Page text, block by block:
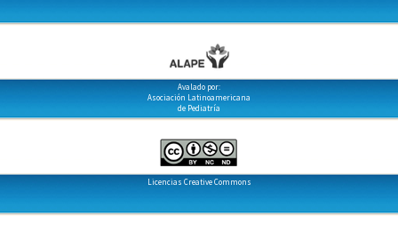
Avalado por:
Asociación Latinoamericana
de Pediatría
Licencias Creative Commons